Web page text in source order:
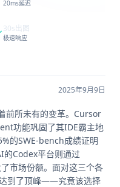
20ms延迟
30s出图
极速响应
2025年9月9日
前所未有的变革。Cursor
功能巩固了其IDE霸主地
的SWE-bench成绩证明
Codex平台则通过
市场份额。面对这三个各
到了顶峰——究竟该选择